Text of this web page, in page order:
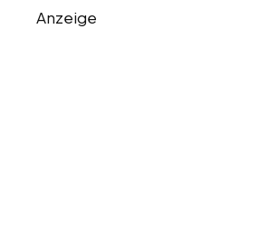
Anzeige